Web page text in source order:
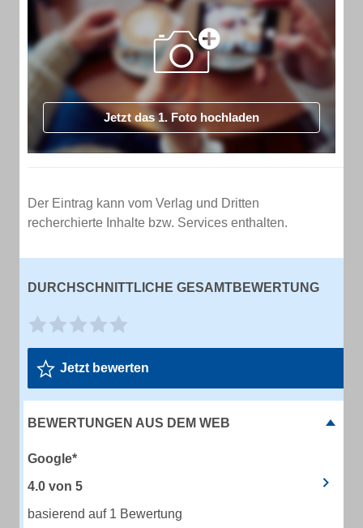
Jetzt das 1. Foto hochladen
Der Eintrag kann vom Verlag und Dritten
recherchierte Inhalte bzw. Services enthalten.
DURCHSCHNITTLICHE GESAMTBEWERTUNG
Jetzt bewerten
BEWERTUNGEN AUS DEM WEB
Google*
4.0 von 5
basierend auf 1 Bewertung